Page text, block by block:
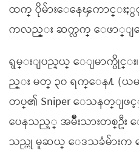
ထက္ ပိုမ်ားေနေၾကာင္းႏွ
ကလည္း ဆက္လက္ ေဖာ္ျပေ
ရွမ္းျပည္နယ္ ေျမာက္ပိုင္း၊ မူ
ည္း မတ္ ၃၀ ရက္ေန႔ (ယ
တပ္၏ Sniper ေသနတ္ျဖင့္
ပေနသည့္ အမ်ိဳးသားတစ္ဦး
သည္ဟု မူဆယ္ ေဒသခံမ်ားက